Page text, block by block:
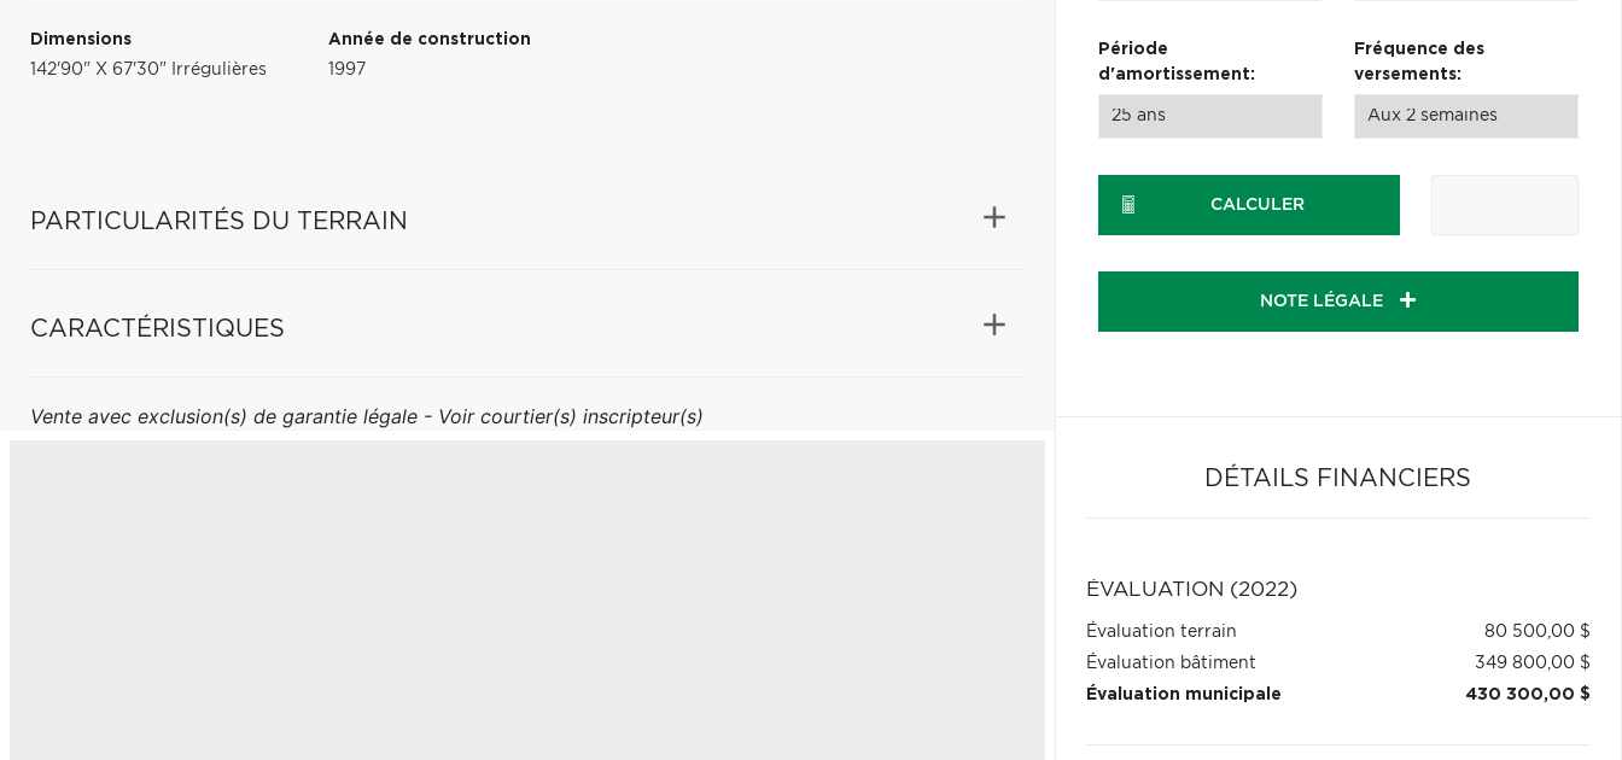
Dimensions
142'90" X 67'30" Irrégulières
Année de construction
1997
PARTICULARITÉS DU TERRAIN
CARACTÉRISTIQUES
Vente avec exclusion(s) de garantie légale - Voir courtier(s) inscripteur(s)
Période
d'amortissement:
Fréquence des
versements:
CALCULER
NOTE LÉGALE
DÉTAILS FINANCIERS
ÉVALUATION (2022)
Évaluation terrain
80 500,00 $
Évaluation bâtiment
349 800,00 $
Évaluation municipale
430 300,00 $